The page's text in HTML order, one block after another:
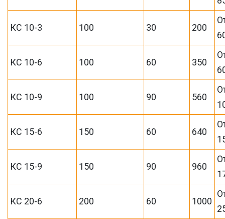
КС 10-3 100 30 200
КС 10-6 100 60 350
КС 10-9 100 90 560
КС 15-6 150 60 640
КС 15-9 150 90 960
КС 20-6 200 60 1000